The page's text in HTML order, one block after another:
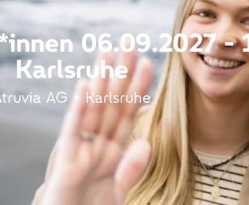
06.09.2027 -
Karlsruhe
AG • Karlsruhe